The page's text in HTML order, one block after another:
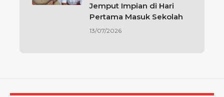
Jemput Impian di Hari
Pertama Masuk Sekolah
13/07/2026